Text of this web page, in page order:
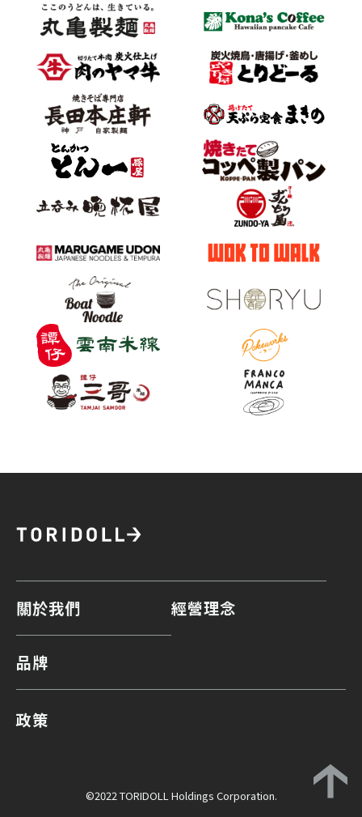
關於我們 經營理念
品牌
政策
©2022 TORIDOLL Holdings Corporation.